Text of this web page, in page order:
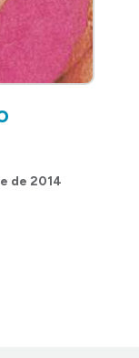
de 2014